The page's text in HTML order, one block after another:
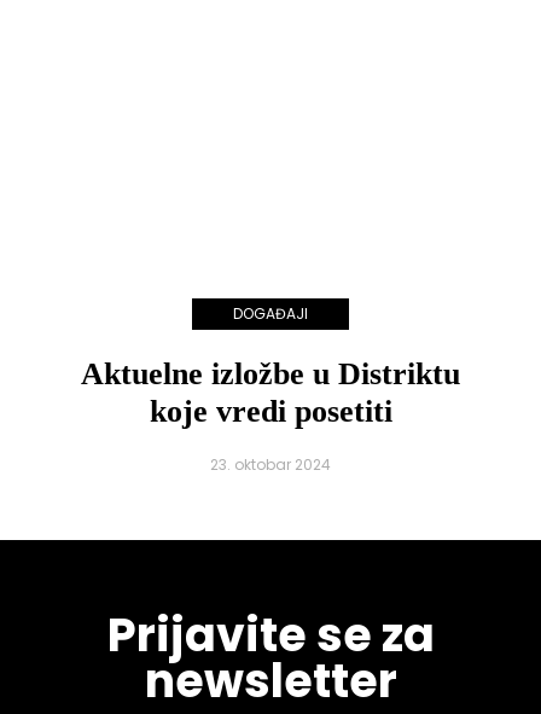
DOGAĐAJI
Aktuelne izložbe u Distriktu
koje vredi posetiti
23. oktobar 2024
Prijavite se za
newsletter